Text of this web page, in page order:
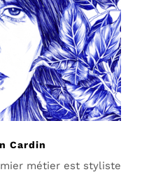
Cardin
métier est styliste